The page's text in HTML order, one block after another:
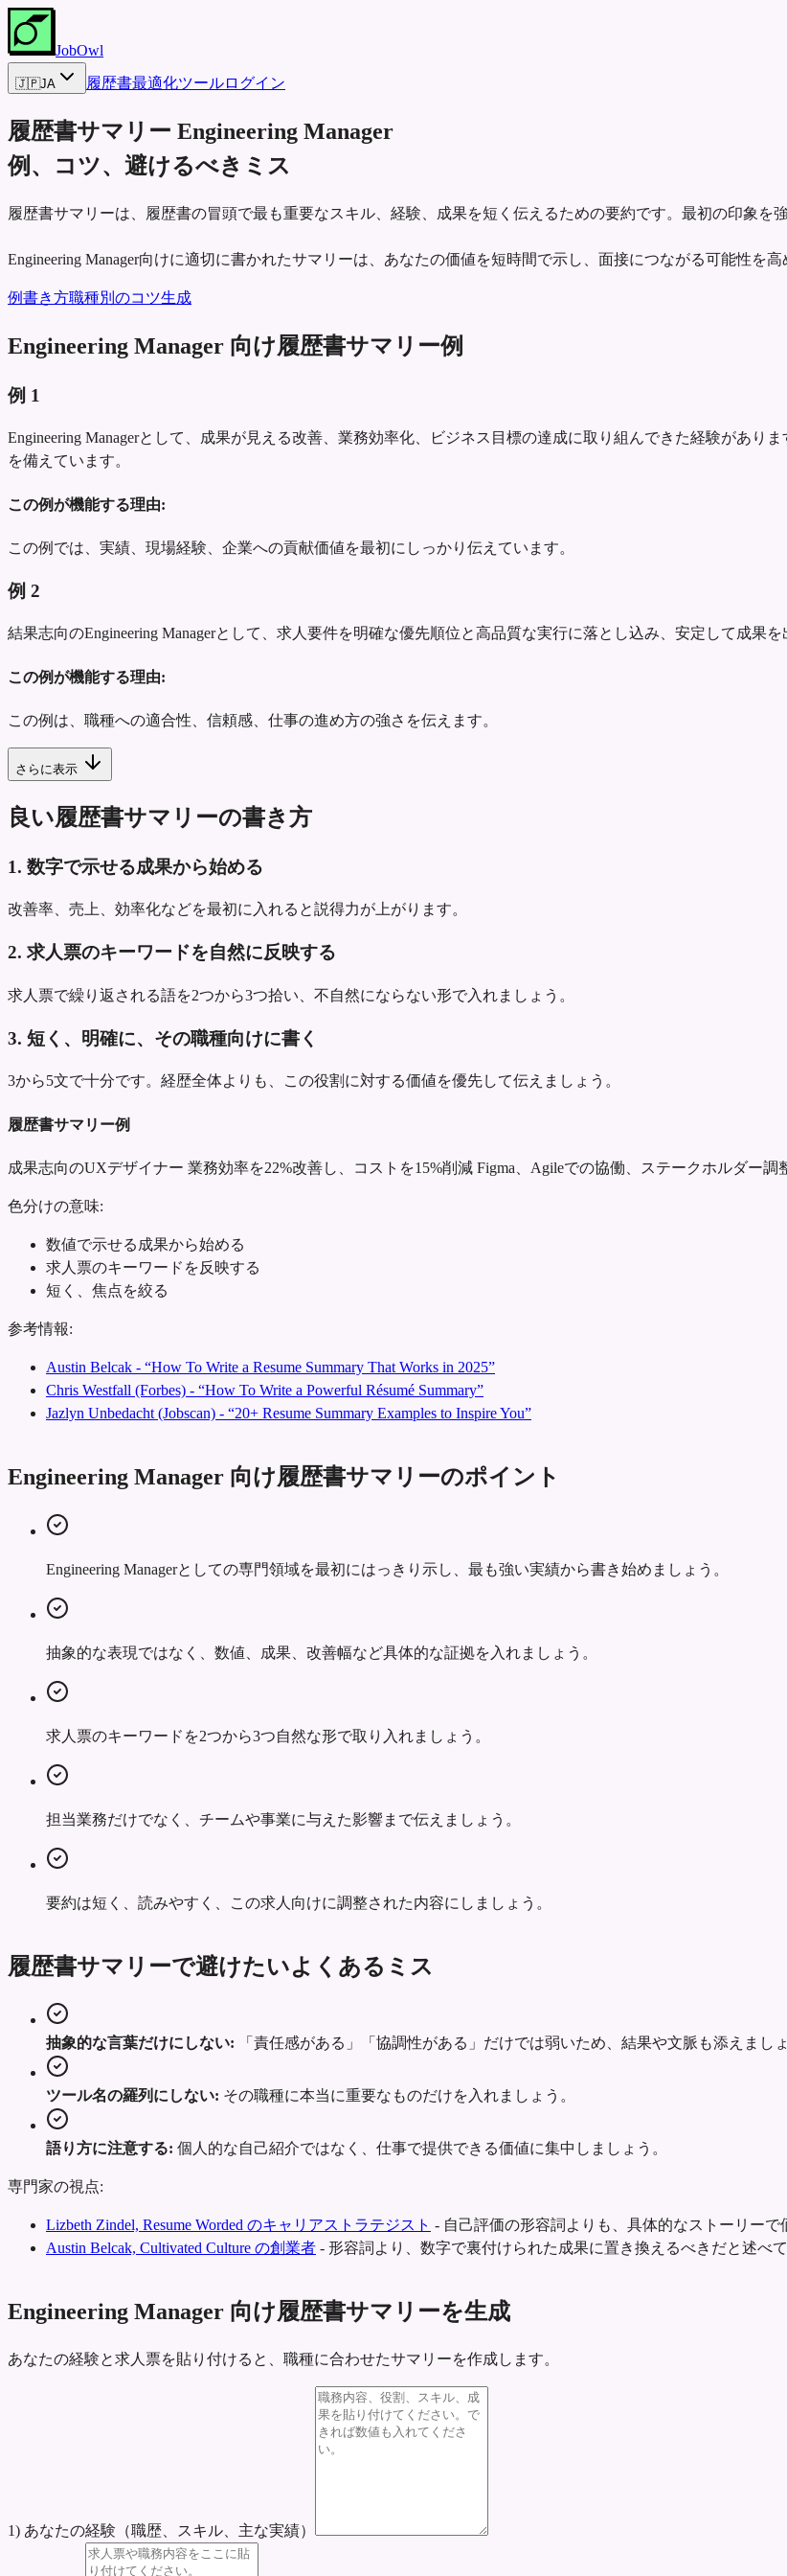
JobOwl
🇯🇵JA 履歴書最適化ツールログイン
履歴書サマリー Engineering Manager
例、コツ、避けるべきミス
履歴書サマリーは、履歴書の冒頭で最も重要なスキル、経験、成果を短く伝えるための要約です。最初の印象を
Engineering Manager向けに適切に書かれたサマリーは、あなたの価値を短時間で示し、面接につながる可能性を高
例書き方職種別のコツ生成
Engineering Manager 向け履歴書サマリー例
例 1
Engineering Managerとして、成果が見える改善、業務効率化、ビジネス目標の達成に取り組んできた経験があり
を備えています。
この例が機能する理由:
この例では、実績、現場経験、企業への貢献価値を最初にしっかり伝えています。
例 2
結果志向のEngineering Managerとして、求人要件を明確な優先順位と高品質な実行に落とし込み、安定して成果
この例が機能する理由:
この例は、職種への適合性、信頼感、仕事の進め方の強さを伝えます。
さらに表示
良い履歴書サマリーの書き方
1. 数字で示せる成果から始める
改善率、売上、効率化などを最初に入れると説得力が上がります。
2. 求人票のキーワードを自然に反映する
求人票で繰り返される語を2つから3つ拾い、不自然にならない形で入れましょう。
3. 短く、明確に、その職種向けに書く
3から5文で十分です。経歴全体よりも、この役割に対する価値を優先して伝えましょう。
履歴書サマリー例
成果志向のUXデザイナー 業務効率を22%改善し、コストを15%削減 Figma、Agileでの協働、ステークホルダー調
色分けの意味:
数値で示せる成果から始める
求人票のキーワードを反映する
短く、焦点を絞る
参考情報:
Austin Belcak - “How To Write a Resume Summary That Works in 2025”
Chris Westfall (Forbes) - “How To Write a Powerful Résumé Summary”
Jazlyn Unbedacht (Jobscan) - “20+ Resume Summary Examples to Inspire You”
Engineering Manager 向け履歴書サマリーのポイント
Engineering Managerとしての専門領域を最初にはっきり示し、最も強い実績から書き始めましょう。
抽象的な表現ではなく、数値、成果、改善幅など具体的な証拠を入れましょう。
求人票のキーワードを2つから3つ自然な形で取り入れましょう。
担当業務だけでなく、チームや事業に与えた影響まで伝えましょう。
要約は短く、読みやすく、この求人向けに調整された内容にしましょう。
履歴書サマリーで避けたいよくあるミス
抽象的な言葉だけにしない: 「責任感がある」「協調性がある」だけでは弱いため、結果や文脈も添えましょ
ツール名の羅列にしない: その職種に本当に重要なものだけを入れましょう。
語り方に注意する: 個人的な自己紹介ではなく、仕事で提供できる価値に集中しましょう。
専門家の視点:
Lizbeth Zindel, Resume Worded のキャリアストラテジスト - 自己評価の形容詞よりも、具体的なストーリーで
Austin Belcak, Cultivated Culture の創業者 - 形容詞より、数字で裏付けられた成果に置き換えるべきだと述べて
Engineering Manager 向け履歴書サマリーを生成
あなたの経験と求人票を貼り付けると、職種に合わせたサマリーを作成します。
1) あなたの経験（職歴、スキル、主な実績）